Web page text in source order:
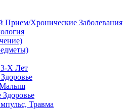
Прием/Хронические Заболевания
Х Лет
Травма